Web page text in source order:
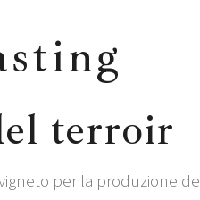
terroir
per la produzione